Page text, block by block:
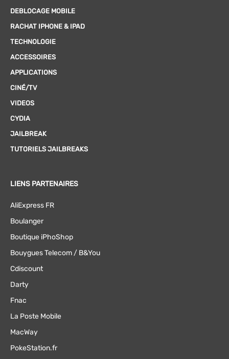
DEBLOCAGE MOBILE
RACHAT IPHONE & IPAD
TECHNOLOGIE
ACCESSOIRES
APPLICATIONS
CINÉ/TV
VIDEOS
CYDIA
JAILBREAK
TUTORIELS JAILBREAKS
LIENS PARTENAIRES
AliExpress FR
Boulanger
Boutique iPhoShop
Bouygues Telecom / B&You
Cdiscount
Darty
Fnac
La Poste Mobile
MacWay
PokeStation.fr